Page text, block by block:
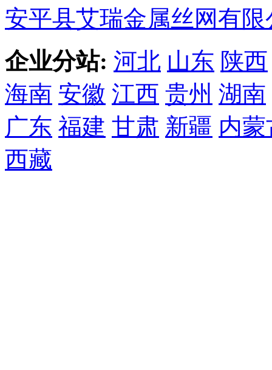
安平县艾瑞金属丝网有限
企业分站: 河北 山东 陕西
海南 安徽 江西 贵州 湖南
广东 福建 甘肃 新疆 内蒙
西藏